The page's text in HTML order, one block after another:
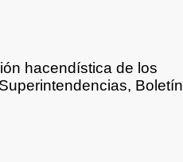
hacendística de los
Boletín